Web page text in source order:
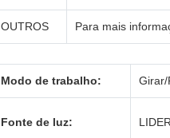
OUTROS Para mais
Modo de trabalho: Girar/
Fonte de luz: